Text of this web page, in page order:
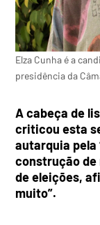
Elza Cunha é a
presidência da
A cabeça de
criticou esta
autarquia pela
construção de
de eleições,
muito”.